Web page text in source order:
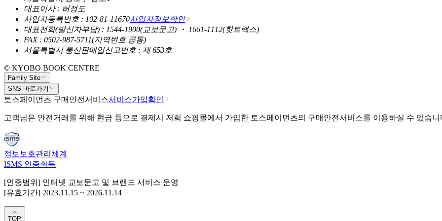
대표이사 : 허정도
사업자등록번호 : 102-81-11670사업자정보확인
대표전화(발신자부담) : 1544-1900(교보문고) ・ 1661-1112(핫트랙스)
FAX : 0502-987-5711(지역번호 공통)
서울특별시 통신판매업신고번호 : 제 653호
© KYOBO BOOK CENTRE
Family Site
SNS 바로가기
토스페이먼츠 구매안전서비스서비스가입확인
고객님은 안전거래를 위해 현금 등으로 결제시 저희 쇼핑몰에서 가입한 토스페이먼츠의 구매안전서비스를 이용하실 수 있습니
정보보호관리체계
ISMS 인증획득
[인증범위] 인터넷 교보문고 및 브랜드 서비스 운영
[유효기간] 2023.11.15 ~ 2026.11.14
TOP